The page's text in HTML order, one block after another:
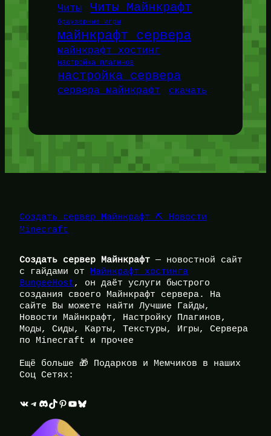
Читы Читы Майнкрафт
браузерные игры
майнкрафт сервера
майнкрафт хостинг
настройка плагинов
настройка сервера
сервера майнкрафт скачать
Создать сервер Майнкрафт ⛏️ Новости
Minecraft
Создать сервер Майнкрафт — новостной сайт
с гайдами от Майнкрафт хостинга
BungeeHost, он даёт услуги быстрого
создания своего Майнкрафт сервера. На
сайте Вы можете найти Лучшие Гайды,
Новости Майнкрафт, Настройку Плагинов,
Моды, Сиды, Карты, Текстуры, Игры, Сервера
по Minecraft и прочее
Ещё больше 🎁 Подарков и Мемчиков в наших
Соц Сетях:
ВКонтакте Telegram Discord TikTok Pinterest YouTube Bluesky